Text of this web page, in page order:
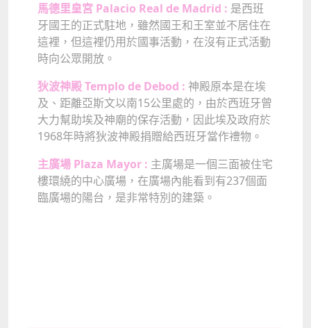
馬德里皇宮 Palacio Real de Madrid : 是西班
牙國王的正式駐地，雖然國王和王室並不居住在
這裡，但這裡仍用於國事活動，在沒有正式活動
時向公眾開放。
狄波神殿 Templo de Debod : 神殿原本是在埃
及、距離亞斯文以南15公里處的，由於西班牙曾
大力幫助埃及神廟的保存活動，因此埃及政府於
1968年時將狄波神殿捐贈給西班牙當作禮物。
主廣場 Plaza Mayor : 主廣場是一個三面被住宅
樓環繞的中心廣場，在廣場內能看到有237個面
臨廣場的陽台，是非常特別的建築。